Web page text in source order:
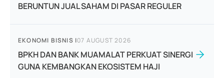
BERUNTUN JUAL SAHAM DI PASAR REGULER
EKONOMI BISNIS |07 AUGUST 2026
BPKH DAN BANK MUAMALAT PERKUAT SINERGI
GUNA KEMBANGKAN EKOSISTEM HAJI